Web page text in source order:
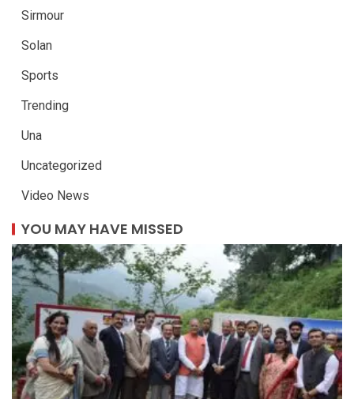
Sirmour
Solan
Sports
Trending
Una
Uncategorized
Video News
YOU MAY HAVE MISSED